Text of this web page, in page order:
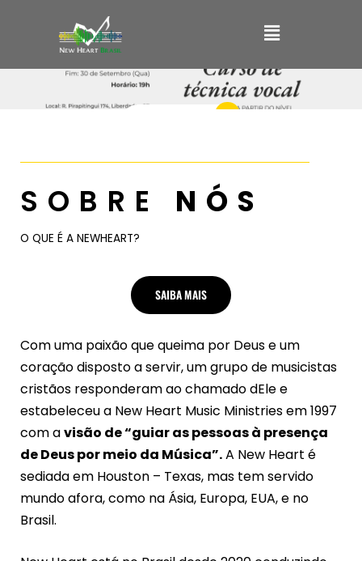
conteúdo
Main
Menu
SOBRE NÓS
O QUE É A NEWHEART?
SAIBA MAIS
Com uma paixão que queima por Deus e um
coração disposto a servir, um grupo de musicistas
cristãos responderam ao chamado dEle e
estabeleceu a New Heart Music Ministries em 1997
com avisão de “guiar as pessoas à presença
de Deus por meio da Música”.A New Heart é
sediada em Houston – Texas, mas tem servido
mundo afora, como na Ásia, Europa, EUA, e no
Brasil.